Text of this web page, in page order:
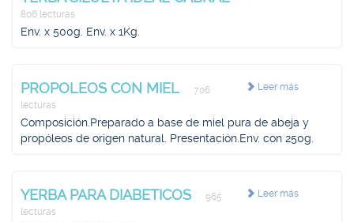
806 lecturas
Env. x 500g. Env. x 1Kg.
Leer más
PROPOLEOS CON MIEL
706
lecturas
Composición.Preparado a base de miel pura de abeja y
propóleos de origen natural. Presentación.Env. con 250g.
Leer más
YERBA PARA DIABETICOS
965
lecturas